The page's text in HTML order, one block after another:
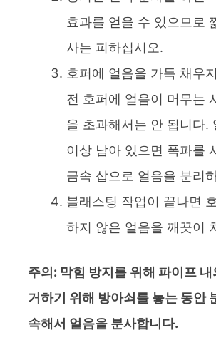
효과를 얻을 수 있으므로
사는 피하십시오.
호퍼에 얼음을 가득 채우
전 호퍼에 얼음이 머무는
을 초과해서는 안 됩니다.
이상 남아 있으면 폭파를
금속 삽으로 얼음을 분리
블래스팅 작업이 끝나면
하지 않은 얼음을 깨끗이
주의: 막힘 방지를 위해 파이프 내
거하기 위해 방아쇠를 놓는 동안
속해서 얼음을 분사합니다.